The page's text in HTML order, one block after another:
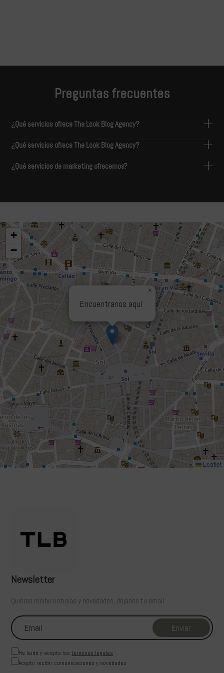
Preguntas frecuentes
¿Qué servicios ofrece The Look Blog Agency?
¿Qué servicios ofrece The Look Blog Agency?
¿Qué servicios de marketing ofrecemos?
Encuentranos aquí
×
+
−
Leaflet
Newsletter
Quieres recibir noticias y novedades, déjanos tu email.
He leído y acepto los términos legales
Acepto recibir comunicaciones y novedades